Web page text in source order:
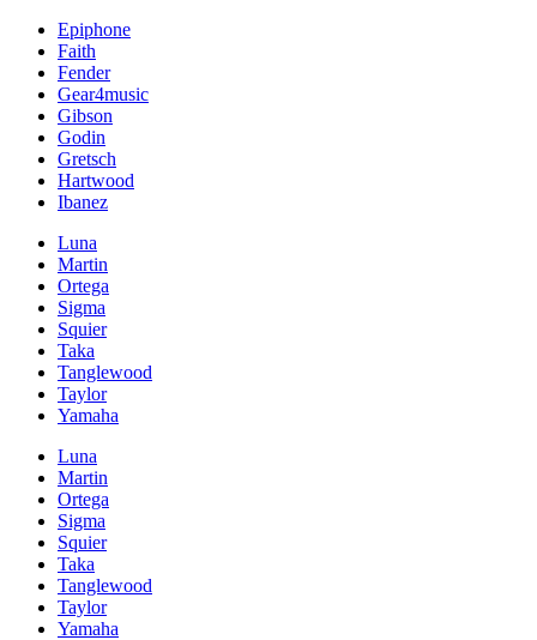
Epiphone
Faith
Fender
Gear4music
Gibson
Godin
Gretsch
Hartwood
Ibanez
Luna
Martin
Ortega
Sigma
Squier
Taka
Tanglewood
Taylor
Yamaha
Luna
Martin
Ortega
Sigma
Squier
Taka
Tanglewood
Taylor
Yamaha